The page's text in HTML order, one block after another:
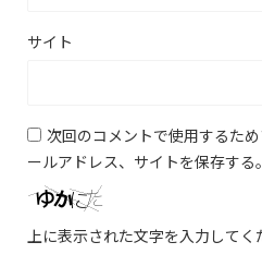
サイト
次回のコメントで使用するた
ールアドレス、サイトを保存する。
上に表示された文字を入力してく